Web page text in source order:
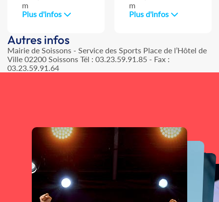
m
Plus d'infos
m
Plus d'infos
Autres infos
Mairie de Soissons - Service des Sports Place de l’Hôtel de
Ville 02200 Soissons Tél : 03.23.59.91.85 - Fax :
03.23.59.91.64